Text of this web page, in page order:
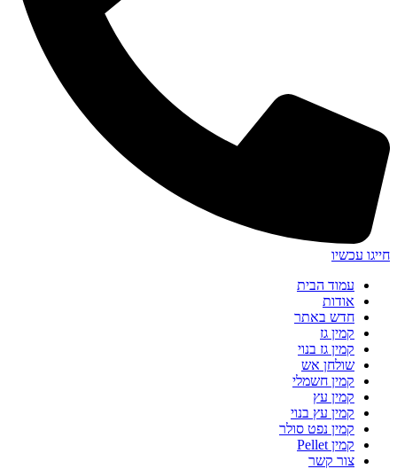
חייגו עכשיו
עמוד הבית
אודות
חדש באתר
קמין גז
קמין גז בנוי
שולחן אש
קמין חשמלי
קמין עץ
קמין עץ בנוי
קמין נפט סולר
קמין Pellet
צור קשר